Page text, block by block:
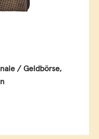
/ Geldbörse,